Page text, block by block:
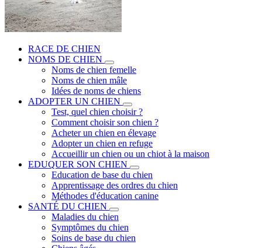
RACE DE CHIEN
NOMS DE CHIEN
Noms de chien femelle
Noms de chien mâle
Idées de noms de chiens
ADOPTER UN CHIEN
Test, quel chien choisir ?
Comment choisir son chien ?
Acheter un chien en élevage
Adopter un chien en refuge
Accueillir un chien ou un chiot à la maison
EDUQUER SON CHIEN
Education de base du chien
Apprentissage des ordres du chien
Méthodes d'éducation canine
SANTÉ DU CHIEN
Maladies du chien
Symptômes du chien
Soins de base du chien